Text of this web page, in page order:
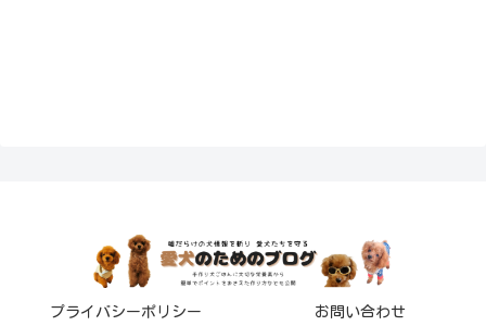
プライバシーポリシー お問い合わせ